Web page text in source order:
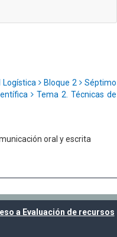
Logística Bloque 2
Séptimo
Tema 2. Técnicas de
oral y escrita
a Evaluación de recursos